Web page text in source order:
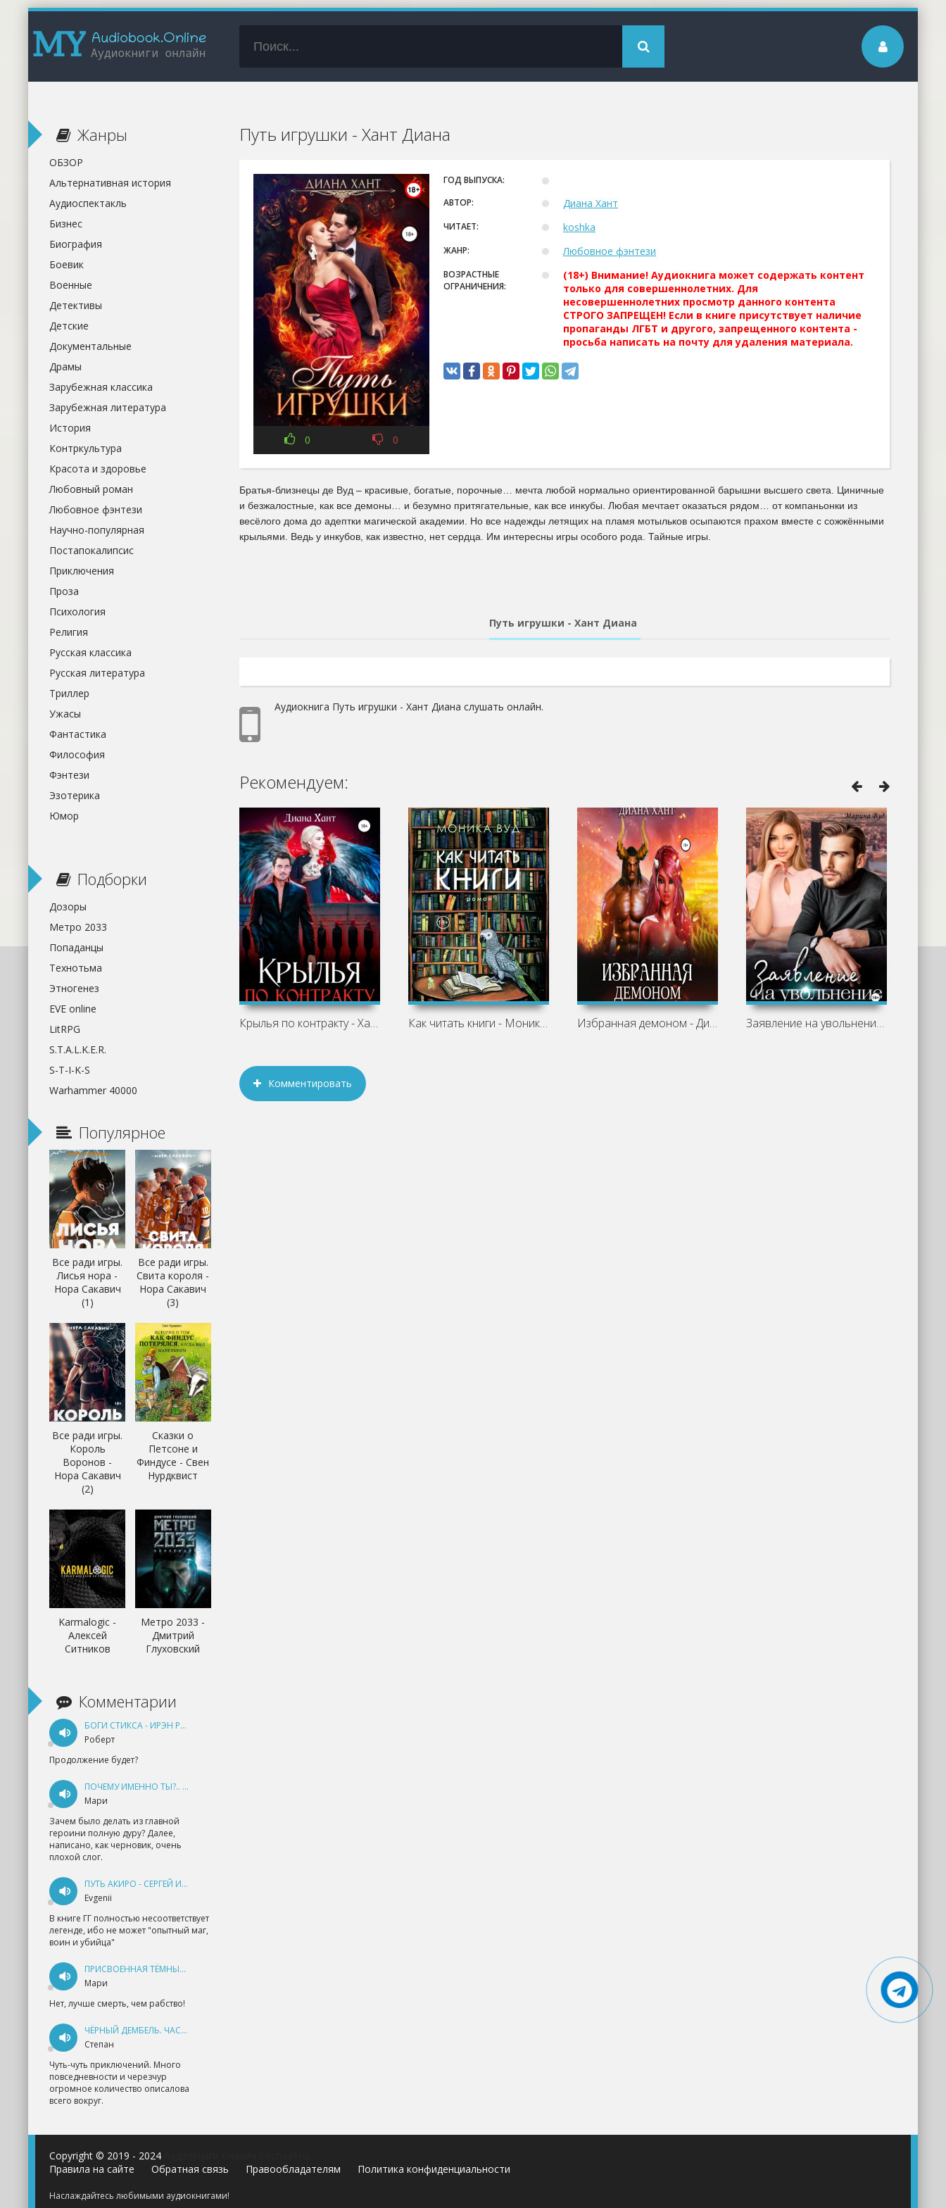
Путь игрушки - Хант Диана
0 0
ГОД ВЫПУСКА:
АВТОР:
Диана Хант
ЧИТАЕТ: koshka
ЖАНР: Любовное фэнтези
ВОЗРАСТНЫЕ
ОГРАНИЧЕНИЯ:
(18+) Внимание! Аудиокнига может содержать контент
только для совершеннолетних. Для
несовершеннолетних просмотр данного контента
СТРОГО ЗАПРЕЩЕН! Если в книге присутствует наличие
пропаганды ЛГБТ и другого, запрещенного контента -
просьба написать на почту для удаления материала.
Братья-близнецы де Вуд – красивые, богатые, порочные… мечта любой нормально ориентированной барышни высшего света. Циничные
и безжалостные, как все демоны… и безумно притягательные, как все инкубы. Любая мечтает оказаться рядом… от компаньонки из
весёлого дома до адептки магической академии. Но все надежды летящих на пламя мотыльков осыпаются прахом вместе с сожжёнными
крыльями. Ведь у инкубов, как известно, нет сердца. Им интересны игры особого рода. Тайные игры.
Путь игрушки - Хант Диана
Аудиокнига Путь игрушки - Хант Диана слушать онлайн.
Рекомендуем:
Крылья по контракту - Хант Диана Как читать книги - Моника Вуд Избранная демоном - Диана Хант Заявление на увольнение - Марина Вуд
Комментировать
Жанры
ОБЗОР
Альтернативная история
Аудиоспектакль
Бизнес
Биография
Боевик
Военные
Детективы
Детские
Документальные
Драмы
Зарубежная классика
Зарубежная литература
История
Контркультура
Красота и здоровье
Любовный роман
Любовное фэнтези
Научно-популярная
Постапокалипсис
Приключения
Проза
Психология
Религия
Русская классика
Русская литература
Триллер
Ужасы
Фантастика
Философия
Фэнтези
Эзотерика
Юмор
Подборки
Дозоры
Метро 2033
Попаданцы
Технотьма
Этногенез
EVE online
LitRPG
S.T.A.L.K.E.R.
S-T-I-K-S
Warhammer 40000
Популярное
Все ради игры.
Лисья нора -
Нора Сакавич
(1)
Все ради игры.
Свита короля -
Нора Сакавич
(3)
Все ради игры.
Король
Воронов -
Нора Сакавич
(2)
Сказки о
Петсоне и
Финдусе - Свен
Нурдквист
Karmalogic -
Алексей
Ситников
Метро 2033 -
Дмитрий
Глуховский
Комментарии
БОГИ СТИКСА - ИРЭН РУДКЕВИЧ
Роберт
Продолжение будет?
ПОЧЕМУ ИМЕННО ТЫ?.. КНИГА 1 - ЕКАТЕРИНА ЮДИНА
Мари
Зачем было делать из главной
героини полную дуру? Далее,
написано, как черновик, очень
плохой слог.
ПУТЬ АКИРО - СЕРГЕЙ ИЗМАЙЛОВ
Evgenii
В книге ГГ полностью несоответствует
легенде, ибо не может "опытный маг,
воин и убийца"
ПРИСВОЕННАЯ ТЁМНЫМ. ПРОКЛЯТАЯ ЛЮБОВЬ - АННА ГЕРР
Мари
Нет, лучше смерть, чем рабство!
ЧЁРНЫЙ ДЕМБЕЛЬ. ЧАСТЬ 1 - АНДРЕЙ ФЕДИН
Степан
Чуть-чуть приключений. Много
повседневности и черезчур
огромное количество описалова
всего вокруг.
Copyright © 2019 - 2024
Правила на сайте
Обратная связь Правообладателям Политика конфиденциальности
Наслаждайтесь любимыми аудиокнигами!